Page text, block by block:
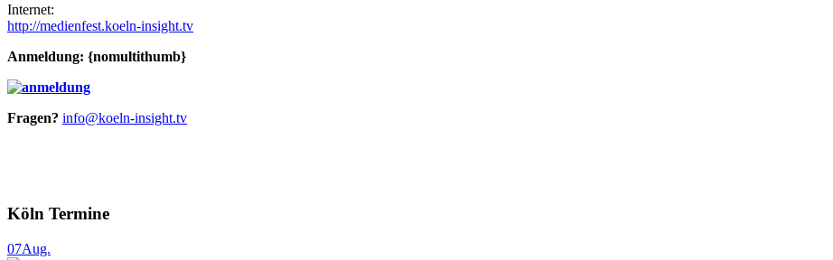
Internet:
http://medienfest.koeln-insight.tv
Anmeldung: {nomultithumb}
Fragen? info@koeln-insight.tv
Köln Termine
07Aug.